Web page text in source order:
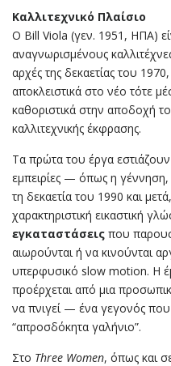
Καλλιτεχνικό Πλαίσιο
Ο Bill Viola (γεν. 1951, ΗΠΑ)
αναγνωρισμένους
αρχές της δεκαετίας του
αποκλειστικά στο νέο τότε
καθοριστικά στην αποδοχή
καλλιτεχνικής έκφρασης.
Τα πρώτα του έργα
εμπειρίες — όπως η
τη δεκαετία του 1990 και
χαρακτηριστική εικαστική
εγκαταστάσεις που
αιωρούνται ή να κινούνται
υπερφυσικό slow motion. Η
προέρχεται από μια
να πνιγεί — ένα γεγονός
“απροσδόκητα γαλήνιο”.
Στο Three Women, όπως και